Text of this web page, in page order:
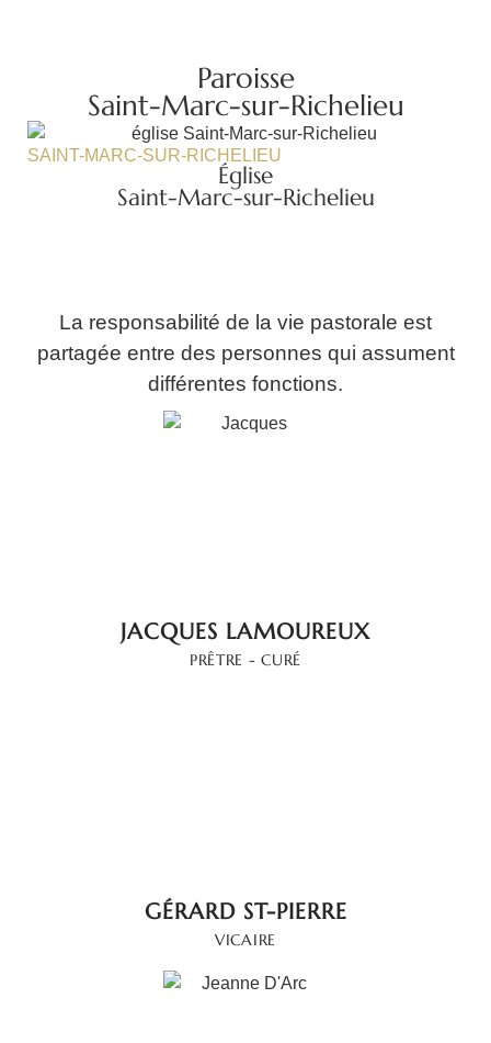
Paroisse
Saint-Marc-sur-Richelieu
SAINT-MARC-SUR-RICHELIEU
Église
Saint-Marc-sur-Richelieu
La responsabilité de la vie pastorale est
partagée entre des personnes qui assument
différentes fonctions.
JACQUES LAMOUREUX
PRÊTRE - CURÉ
GÉRARD ST-PIERRE
VICAIRE